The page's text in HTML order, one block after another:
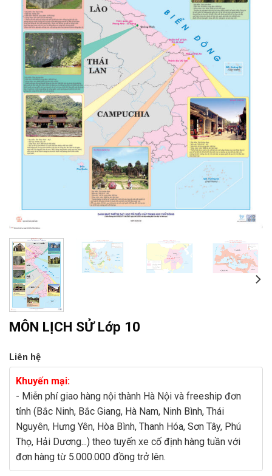
MÔN LỊCH SỬ Lớp 10
Liên hệ
Khuyến mại:
- Miễn phí giao hàng nội thành Hà Nội và freeship đơn
tỉnh (Bắc Ninh, Bắc Giang, Hà Nam, Ninh Bình, Thái
Nguyên, Hưng Yên, Hòa Bình, Thanh Hóa, Sơn Tây, Phú
Thọ, Hải Dương...) theo tuyến xe cố định hàng tuần với
đơn hàng từ 5.000.000 đồng trở lên.